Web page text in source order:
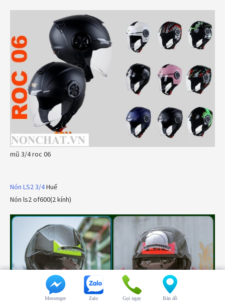
mũ 3/4 roc 06
Nón LS2 3/4Huế
Nón ls2 of600(2 kính)
Bản đồ
Gọi ngay
Zalo
Messenger